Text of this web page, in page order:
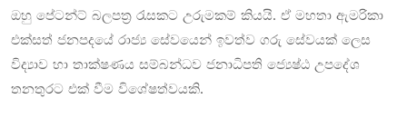
ඔහු පේටන්ට් බලපත්‍ර රැසකට උරුමකම් කියයි. ඒ මහතා ඇමරිකා
එක්සත් ජනපදයේ රාජ්‍ය සේවයෙන් ඉවත්ව ගරු සේවයක් ලෙස
විද්‍යාව හා තාක්ෂණය සම්බන්ධව ජනාධිපති ජ්‍යෙෂ්ඨ උපදේශ
තනතුරට එක් වීම විශේෂත්වයකි.